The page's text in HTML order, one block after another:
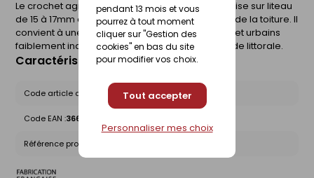
pendant 13 mois et vous
pourrez à tout moment
cliquer sur "Gestion des
cookies" en bas du site
pour modifier vos choix.
Tout accepter
Personnaliser mes choix
Le crochet agrafe est destiné à la fixation d'ardoise sur liteau
de 15 à 17mm d'épaisseur et assure l'étanchéité de la toiture. Il
convient à une utilisation dans les milieux ruraux et urbains
faiblement industrialisés, déconseillé sur la bande littorale.
Caractéristiques du produit
Code article chez le fournisseur :QAFAA0867/5
Code EAN :3661044014209
Référence produit nationale Gedimat :